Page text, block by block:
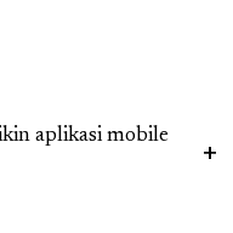
aplikasi mobile